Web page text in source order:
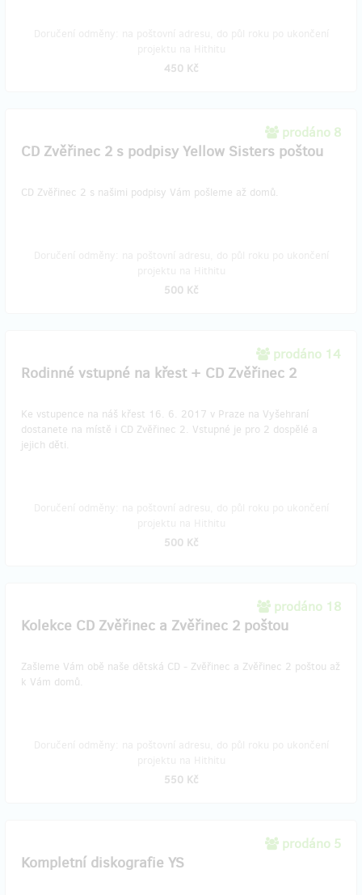
450 Kč
prodáno 8
CD Zvěřinec 2 s podpisy Yellow Sisters poštou
CD Zvěřinec 2 s našimi podpisy Vám pošleme až domů.
500 Kč
prodáno 14
Rodinné vstupné na křest + CD Zvěřinec 2
Ke vstupence na náš křest 16. 6. 2017 v Praze na Vyšehraní
dostanete na místě i CD Zvěřinec 2. Vstupné je pro 2 dospělé a
jejich děti.
500 Kč
prodáno 18
Kolekce CD Zvěřinec a Zvěřinec 2 poštou
Zašleme Vám obě naše dětská CD - Zvěřinec a Zvěřinec 2 poštou až
k Vám domů.
550 Kč
prodáno 5
Kompletní diskografie YS